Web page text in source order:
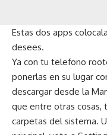
Estas dos apps
desees.
Ya con tu telefono
ponerlas en su lugar
descargar desde la
que entre otras cosas,
carpetas del sistema.